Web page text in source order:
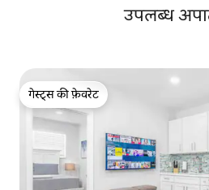
उपलब्ध
गेस्ट्स की फ़ेवरेट
गेस्ट्स की फ़ेवरेट